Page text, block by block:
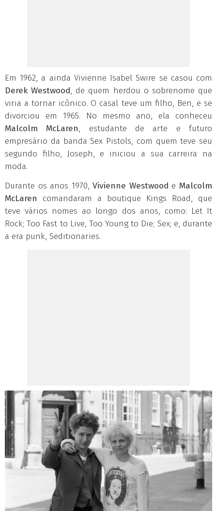
Em 1962, a ainda Vivienne Isabel Swire se casou com
Derek Westwood, de quem herdou o sobrenome que
viria a tornar icônico. O casal teve um filho, Ben, e se
divorciou em 1965. No mesmo ano, ela conheceu
Malcolm McLaren, estudante de arte e futuro
empresário da banda Sex Pistols, com quem teve seu
segundo filho, Joseph, e iniciou a sua carreira na
moda.
Durante os anos 1970,Vivienne Westwood e Malcolm
McLaren comandaram a boutique Kings Road, que
teve vários nomes ao longo dos anos, como: Let It
Rock; Too Fast to Live, Too Young to Die; Sex; e, durante
a era punk, Seditionaries.